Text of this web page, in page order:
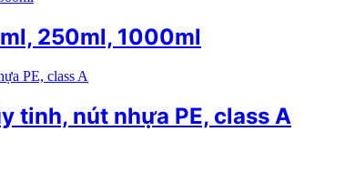
250ml, 1000ml
tinh, nút nhựa PE, class A